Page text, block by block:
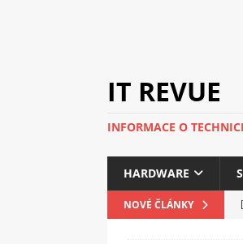
IT REVUE
INFORMACE O
HARDWARE
NOVÉ ČLÁNKY